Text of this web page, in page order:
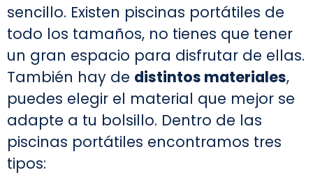
sencillo. Existen piscinas portátiles de
todo los tamaños, no tienes que tener
un gran espacio para disfrutar de ellas.
También hay de distintos materiales,
puedes elegir el material que mejor se
adapte a tu bolsillo. Dentro de las
piscinas portátiles encontramos tres
tipos: